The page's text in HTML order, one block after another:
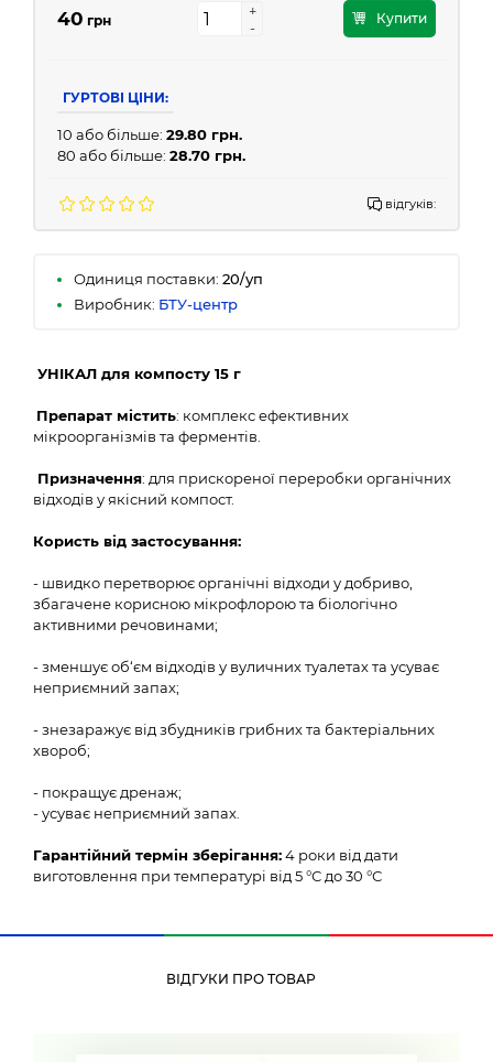
40 грн
+
-
+
-
Купити
ГУРТОВІ ЦІНИ:
10 або більше: 29.80 грн.
80 або більше: 28.70 грн.
відгуків:
Одиниця поставки: 20/уп
Виробник: БТУ-центр
УНІКАЛ для компосту 15 г
Препарат містить: комплекс ефективних
мікроорганізмів та ферментів.
Призначення: для прискореної переробки органічних
відходів у якісний компост.
Користь від застосування:
- швидко перетворює органічні відходи у добриво,
збагачене корисною мікрофлорою та біологічно
активними речовинами;
- зменшує об‘єм відходів у вуличних туалетах та усуває
неприємний запах;
- знезаражує від збудників грибних та бактеріальних
хвороб;
- покращує дренаж;
- усуває неприємний запах.
Гарантійний термін зберігання:4 роки від дати
виготовлення при температурі від 5 °С до 30 °С
ВІДГУКИ ПРО ТОВАР